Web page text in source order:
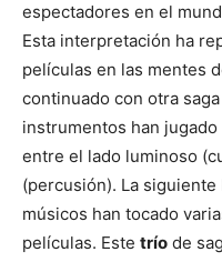
espectadores en el
Esta interpretación ha
películas en las mentes
continuado con otra saga
instrumentos han
entre el lado luminoso
(percusión). La siguiente
músicos han tocado
películas. Este trío de